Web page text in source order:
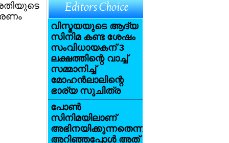
വിസ്മയയുടെ ആദ്യ
സിനിമ കണ്ട ശേഷം
സംവിധായകന് 3
ലക്ഷത്തിന്റെ വാച്ച്
സമ്മാനിച്ച്
മോഹന്‍ലാലിന്റെ
ഭാര്യ സുചിത്ര
പോണ്‍
സിനിമയിലാണ്
അഭിനയിക്കുന്നതെന്ന്
അറിഞ്ഞപ്പോള്‍ അത്